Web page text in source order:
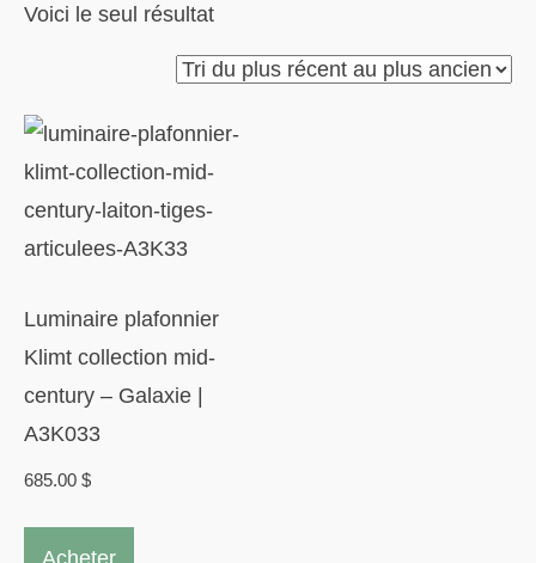
Voici le seul résultat
Luminaire plafonnier
Klimt collection mid-
century – Galaxie |
A3K033
685.00 $
Acheter